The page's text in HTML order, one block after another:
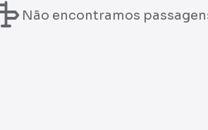
Não encontramos